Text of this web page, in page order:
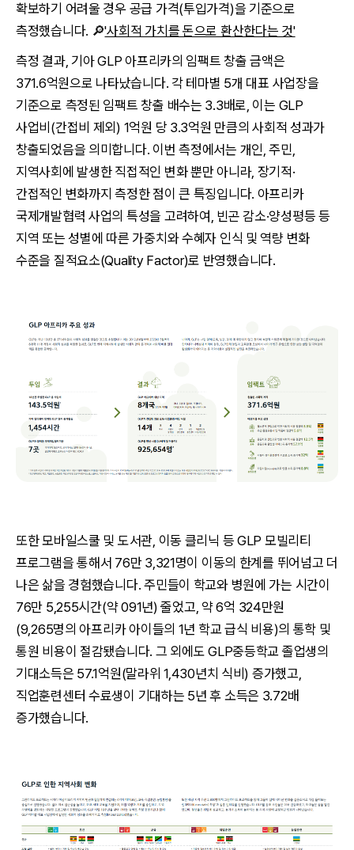
확보하기 어려울 경우 공급 가격(투입가격)을 기준으로
측정했습니다. 🔎'사회적 가치를 돈으로 환산한다는 것'
측정 결과, 기아 GLP 아프리카의 임팩트 창출 금액은
371.6억원으로 나타났습니다. 각 테마별 5개 대표 사업장을
기준으로 측정된 임팩트 창출 배수는 3.3배로, 이는 GLP
사업비(간접비 제외) 1억원 당 3.3억원 만큼의 사회적 성과가
창출되었음을 의미합니다. 이번 측정에서는 개인, 주민,
지역사회에 발생한 직접적인 변화 뿐만 아니라, 장기적·
간접적인 변화까지 측정한 점이 큰 특징입니다. 아프리카
국제개발협력 사업의 특성을 고려하여, 빈곤 감소·양성평등 등
지역 또는 성별에 따른 가중치와 수혜자 인식 및 역량 변화
수준을 질적요소(Quality Factor)로 반영했습니다.
또한 모바일스쿨 및 도서관, 이동 클리닉 등 GLP 모빌리티
프로그램을 통해서 76만 3,321명이 이동의 한계를 뛰어넘고 더
나은 삶을 경험했습니다. 주민들이 학교와 병원에 가는 시간이
76만 5,255시간(약 091년) 줄었고, 약 6억 324만원
(9,265명의 아프리카 아이들의 1년 학교 급식 비용)의 통학 및
통원 비용이 절감됐습니다. 그 외에도 GLP중등학교 졸업생의
기대소득은 57.1억원(말라위 1,430년치 식비) 증가했고,
직업훈련센터 수료생이 기대하는 5년 후 소득은 3.72배
증가했습니다.